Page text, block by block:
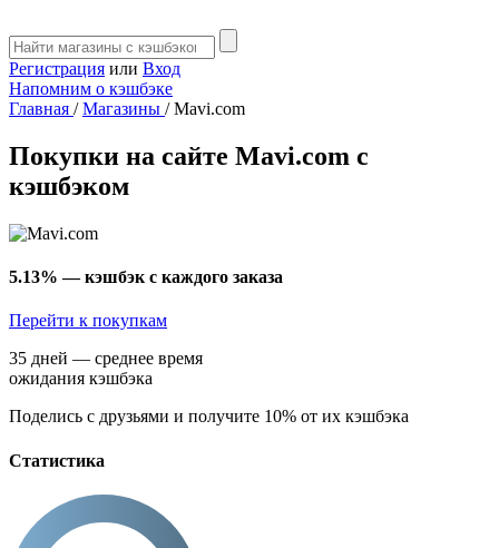
Регистрация или Вход
Напомним о кэшбэке
Главная / Магазины / Mavi.com
Покупки на сайте Mavi.com с
кэшбэком
5.13% — кэшбэк с каждого заказа
Перейти к покупкам
35 дней — среднее время
ожидания кэшбэка
Поделись с друзьями и получите 10% от их кэшбэка
Статистика